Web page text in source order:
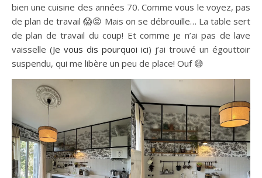
bien une cuisine des années 70. Comme vous le voyez, pas
de plan de travail 😱😡 Mais on se débrouille… La table sert
de plan de travail du coup! Et comme je n’ai pas de lave
vaisselle (Je vous dis pourquoi ici) j’ai trouvé un égouttoir
suspendu, qui me libère un peu de place! Ouf 😅